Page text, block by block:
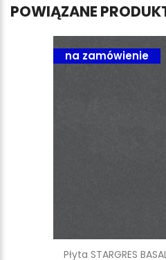
POWIĄZANE
Płyta STARGRES
na zamówienie